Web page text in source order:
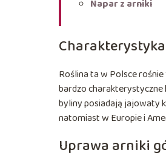
Napar z arniki
Roślina ta w Polsce
bardzo
byliny posiadają jajowaty
natomiast w Europie i
Uprawa arniki